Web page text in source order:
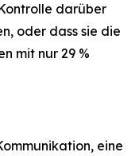
darüber
oder dass sie die
mit nur 29 %
eine